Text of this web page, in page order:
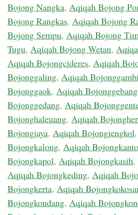
Bojong Nangka, Aqiqah Bojong
Bojong Rangkas, Aqiqah Bojong
Bojong Sempu, Aqiqah Bojong
Tugu, Aqiqah Bojong Wetan,
Aqiqah Bojongcideres, Aqiqah
Bojonggaling, Aqiqah
Bojonggaok, Aqiqah Bojonggebang
Bojonggedang, Aqiqah
Bojonghaleuang, Aqiqah
Bojongjaya, Aqiqah Bojongjengkol,
Bojongkalong, Aqiqah
Bojongkapol, Aqiqah Bojongkasih,
Aqiqah Bojongkeding, Aqiqah
Bojongkerta, Aqiqah
Bojongkondang, Aqiqah